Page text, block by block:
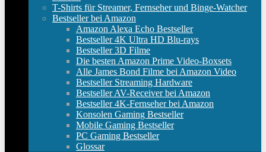
T-Shirts für Streamer, Fernseher und Binge-Watcher
Bestseller bei Amazon
Amazon Alexa Echo Bestseller
Bestseller 4K Ultra HD Blu-rays
Bestseller 3D Filme
Die besten Amazon Prime Video-Boxsets
Alle James Bond Filme bei Amazon Video
Bestseller Streaming Hardware
Bestseller AV-Receiver bei Amazon
Bestseller 4K-Fernseher bei Amazon
Konsolen Gaming Bestseller
Mobile Gaming Bestseller
PC Gaming Bestseller
Glossar